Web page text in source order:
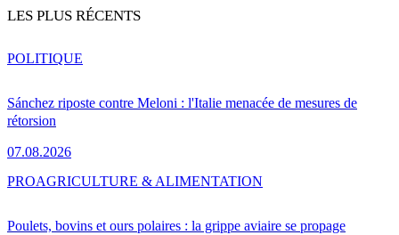
LES PLUS RÉCENTS
Sánchez riposte contre Meloni : l'Italie menacée de mesures de
rétorsion
07.08.2026
POLITIQUE
Poulets, bovins et ours polaires : la grippe aviaire se propage
PROAGRICULTURE & ALIMENTATION